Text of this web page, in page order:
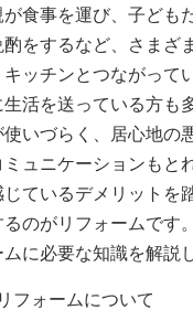
食事を運び、子ども
をするなど、さまざ
ッチンとつながって
活を送っている方も
いづらく、居心地の
ュニケーションもと
ているデメリットを
のがリフォームです
に必要な知識を解説
フォームについて